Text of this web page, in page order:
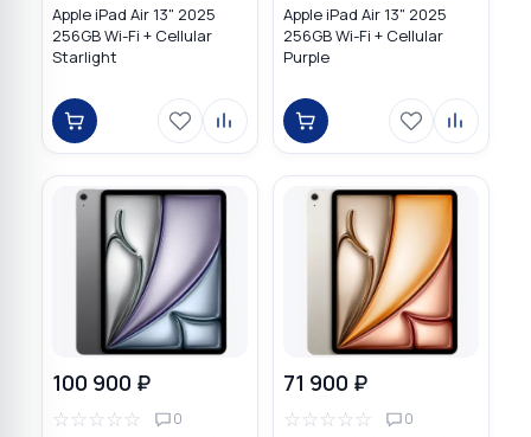
Apple iPad Air 13" 2025
256GB Wi-Fi + Cellular
Starlight
Apple iPad Air 13" 2025
256GB Wi-Fi + Cellular
Purple
100 900 ₽
☆☆☆☆☆ 0
71 900 ₽
☆☆☆☆☆ 0